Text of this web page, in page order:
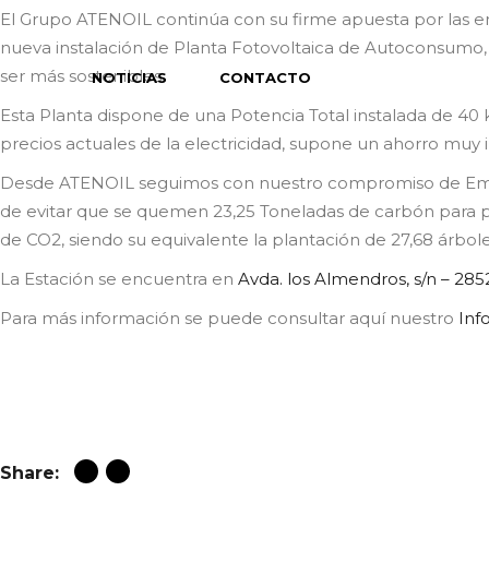
NOTICIAS CONTACTO
El Grupo ATENOIL continúa con su firme apuesta por las
nueva instalación de Planta Fotovoltaica de
ser más sostenibles.
Esta Planta dispone de una Potencia Total instalada de
precios actuales de la electricidad, supone un ahorro muy
Desde ATENOIL seguimos con nuestro compromiso de
de evitar que se quemen 23,25 Toneladas de carbón
de CO2, siendo su equivalente la plantación de 27,68
La Estación se encuentra en Avda. los Almendros, s/n –
Para más información se puede consultar aquí nuestro
Share: